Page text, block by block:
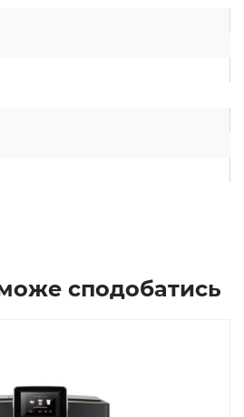
сподобатись